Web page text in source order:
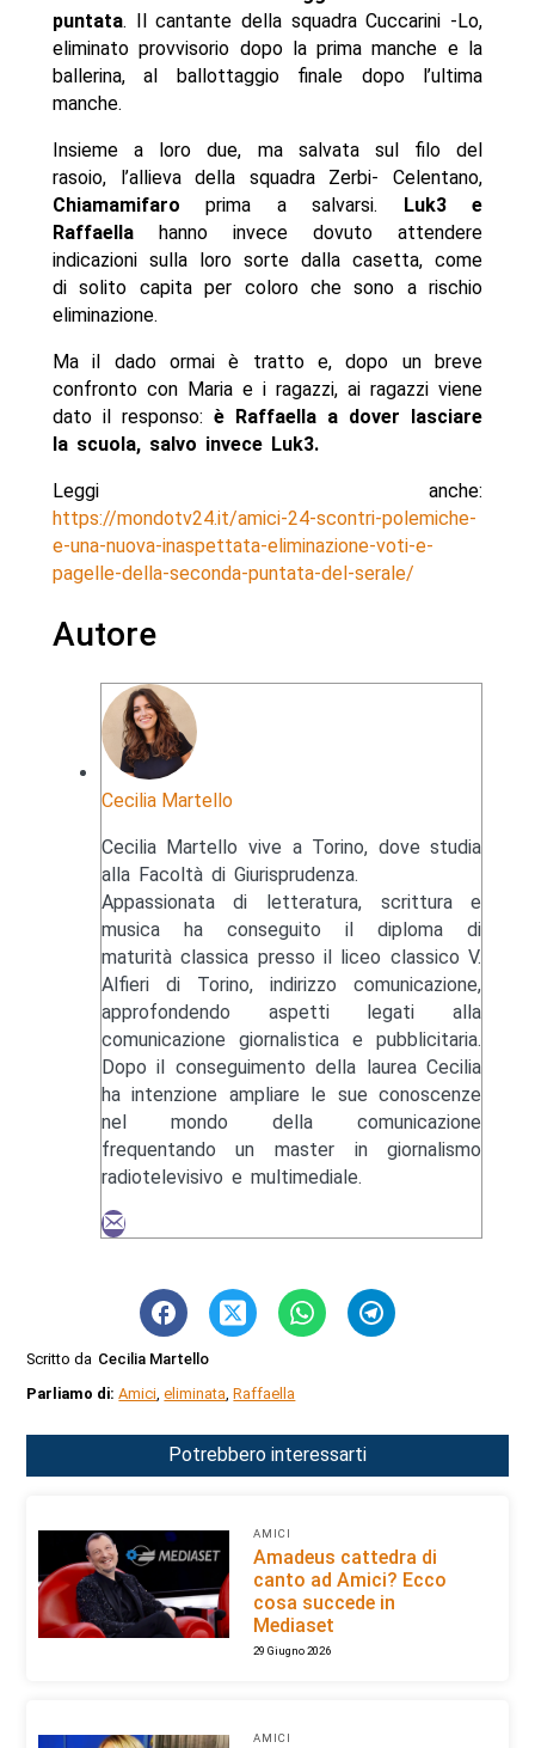
puntata. Il cantante della squadra Cuccarini -Lo,
eliminato provvisorio dopo la prima manche e la
ballerina, al ballottaggio finale dopo l’ultima
manche.
Insieme a loro due, ma salvata sul filo del
rasoio, l’allieva della squadra Zerbi- Celentano,
Chiamamifaro prima a salvarsi. Luk3 e
Raffaellahanno invece dovuto attendere
indicazioni sulla loro sorte dalla casetta, come
di solito capita per coloro che sono a rischio
eliminazione.
Ma il dado ormai è tratto e, dopo un breve
confronto con Maria e i ragazzi, ai ragazzi viene
dato il responso: è Raffaella a dover lasciare
la scuola, salvo invece Luk3.
Leggi anche:
https://mondotv24.it/amici-24-scontri-polemiche-
e-una-nuova-inaspettata-eliminazione-voti-e-
pagelle-della-seconda-puntata-del-serale/
Autore
Cecilia Martello
Cecilia Martello vive a Torino, dove studia
alla Facoltà di Giurisprudenza.
Appassionata di letteratura, scrittura e
musica ha conseguito il diploma di
maturità classica presso il liceo classico V.
Alfieri di Torino, indirizzo comunicazione,
approfondendo aspetti legati alla
comunicazione giornalistica e pubblicitaria.
Dopo il conseguimento della laurea Cecilia
ha intenzione ampliare le sue conoscenze
nel mondo della comunicazione
frequentando un master in giornalismo
radiotelevisivo e multimediale.
Scritto da Cecilia Martello
Parliamo di:Amici,eliminata,Raffaella
Potrebbero interessarti
AMICI
Amadeus cattedra di
canto ad Amici? Ecco
cosa succede in
Mediaset
29 Giugno 2026
AMICI